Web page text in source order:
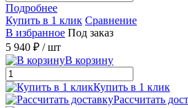
Подробнее
Купить в 1 клик Сравнение
В избранное Под заказ
5 940 ₽ / шт
В корзину
Купить в 1 клик
Рассчитать